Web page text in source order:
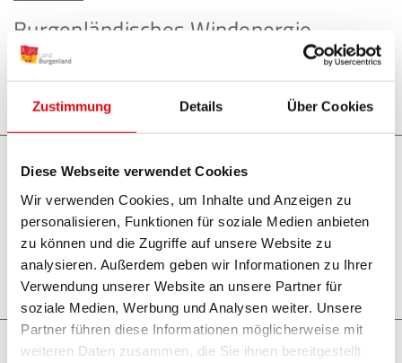
Zustimmung Details Über Cookies
Diese Webseite verwendet Cookies
Wir verwenden Cookies, um Inhalte und Anzeigen zu
personalisieren, Funktionen für soziale Medien anbieten
zu können und die Zugriffe auf unsere Website zu
analysieren. Außerdem geben wir Informationen zu Ihrer
Verwendung unserer Website an unsere Partner für
soziale Medien, Werbung und Analysen weiter. Unsere
Partner führen diese Informationen möglicherweise mit
weiteren Daten zusammen, die Sie ihnen bereitgestellt
Burgenländisches Windenergie-
Knowhow für Ägypten
30-03-2016
Außenminister Kroatiens besucht das
Burgenland
Weiterlesen